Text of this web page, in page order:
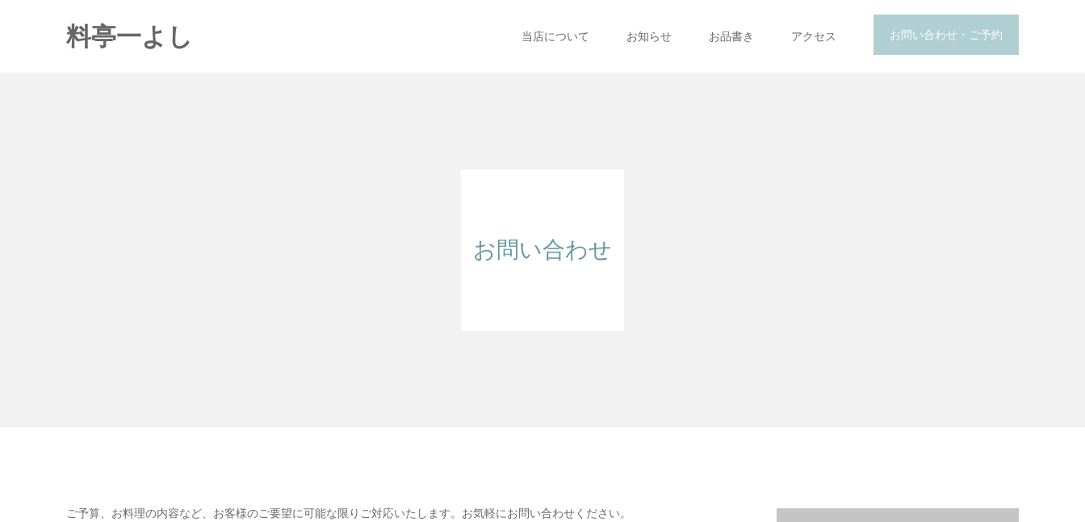
料亭一よし お問い合わせ・ご予約
当店について お知らせ お品書き アクセス
お問い合わせ
ご予算、お料理の内容など、お客様のご要望に可能な限りご対応いたします。お気軽にお問い合わせください。